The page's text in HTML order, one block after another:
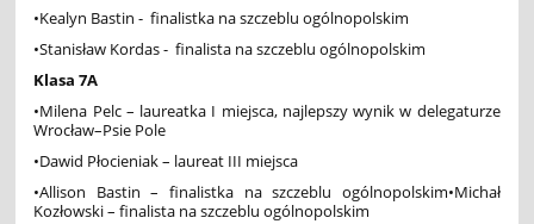
•Kealyn Bastin - finalistka na szczeblu ogólnopolskim
•Stanisław Kordas - finalista na szczeblu ogólnopolskim
Klasa 7A
•Milena Pelc – laureatka I miejsca, najlepszy wynik w delegaturze
Wrocław–Psie Pole
•Dawid Płocieniak – laureat III miejsca
•Allison Bastin – finalistka na szczeblu ogólnopolskim•Michał
Kozłowski – finalista na szczeblu ogólnopolskim